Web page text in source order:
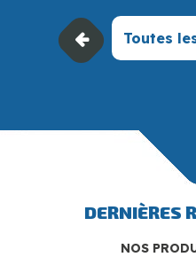
Toutes
DERNIÈRES
NOS